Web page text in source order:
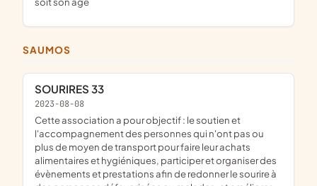
SAUMOS
SOURIRES 33
2023-08-08
cette association a pour objectif : le soutien et
l'accompagnement des personnes qui n'ont pas ou
plus de moyen de transport pour faire leur achats
alimentaires et hygiéniques, participer et organiser des
évènements et prestations afin de redonner le sourire à